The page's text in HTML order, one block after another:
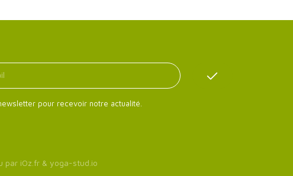
pour recevoir notre actualité.
par iOz.fr & yoga-stud.io